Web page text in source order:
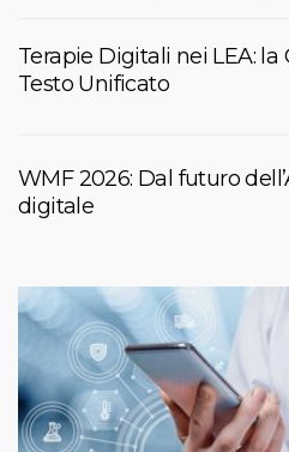
Terapie Digitali nei LEA: la
Testo Unificato
WMF 2026: Dal futuro
digitale